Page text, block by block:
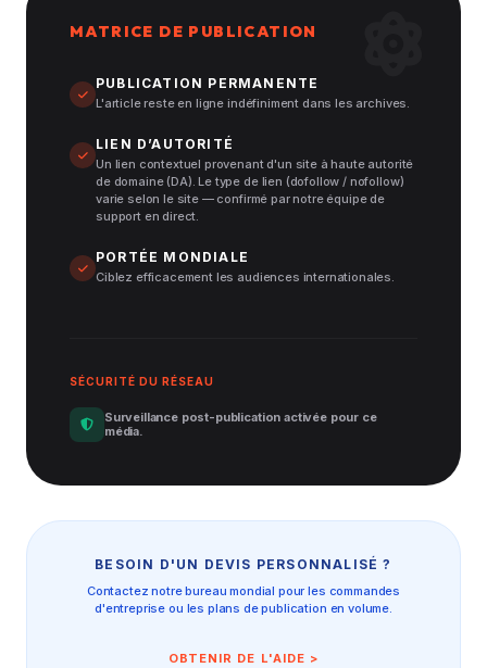
MATRICE DE PUBLICATION
PUBLICATION PERMANENTE
L'article reste en ligne indéfiniment dans les archives.
LIEN D’AUTORITÉ
Un lien contextuel provenant d'un site à haute autorité
de domaine (DA). Le type de lien (dofollow / nofollow)
varie selon le site — confirmé par notre équipe de
support en direct.
PORTÉE MONDIALE
Ciblez efficacement les audiences internationales.
SÉCURITÉ DU RÉSEAU
Surveillance post-publication activée pour ce
média.
BESOIN D'UN DEVIS PERSONNALISÉ ?
Contactez notre bureau mondial pour les commandes
d'entreprise ou les plans de publication en volume.
OBTENIR DE L'AIDE >